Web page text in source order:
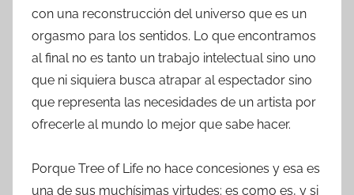
con una reconstrucción del universo que es un
orgasmo para los sentidos. Lo que encontramos
al final no es tanto un trabajo intelectual sino uno
que ni siquiera busca atrapar al espectador sino
que representa las necesidades de un artista por
ofrecerle al mundo lo mejor que sabe hacer.
Porque Tree of Life no hace concesiones y esa es
una de sus muchísimas virtudes: es como es, y si